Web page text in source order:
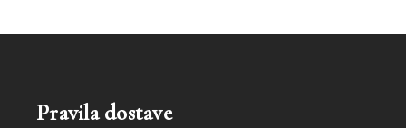
Pravila dostave